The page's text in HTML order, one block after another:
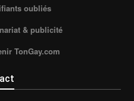
oubliés
& publicité
TonGay.com